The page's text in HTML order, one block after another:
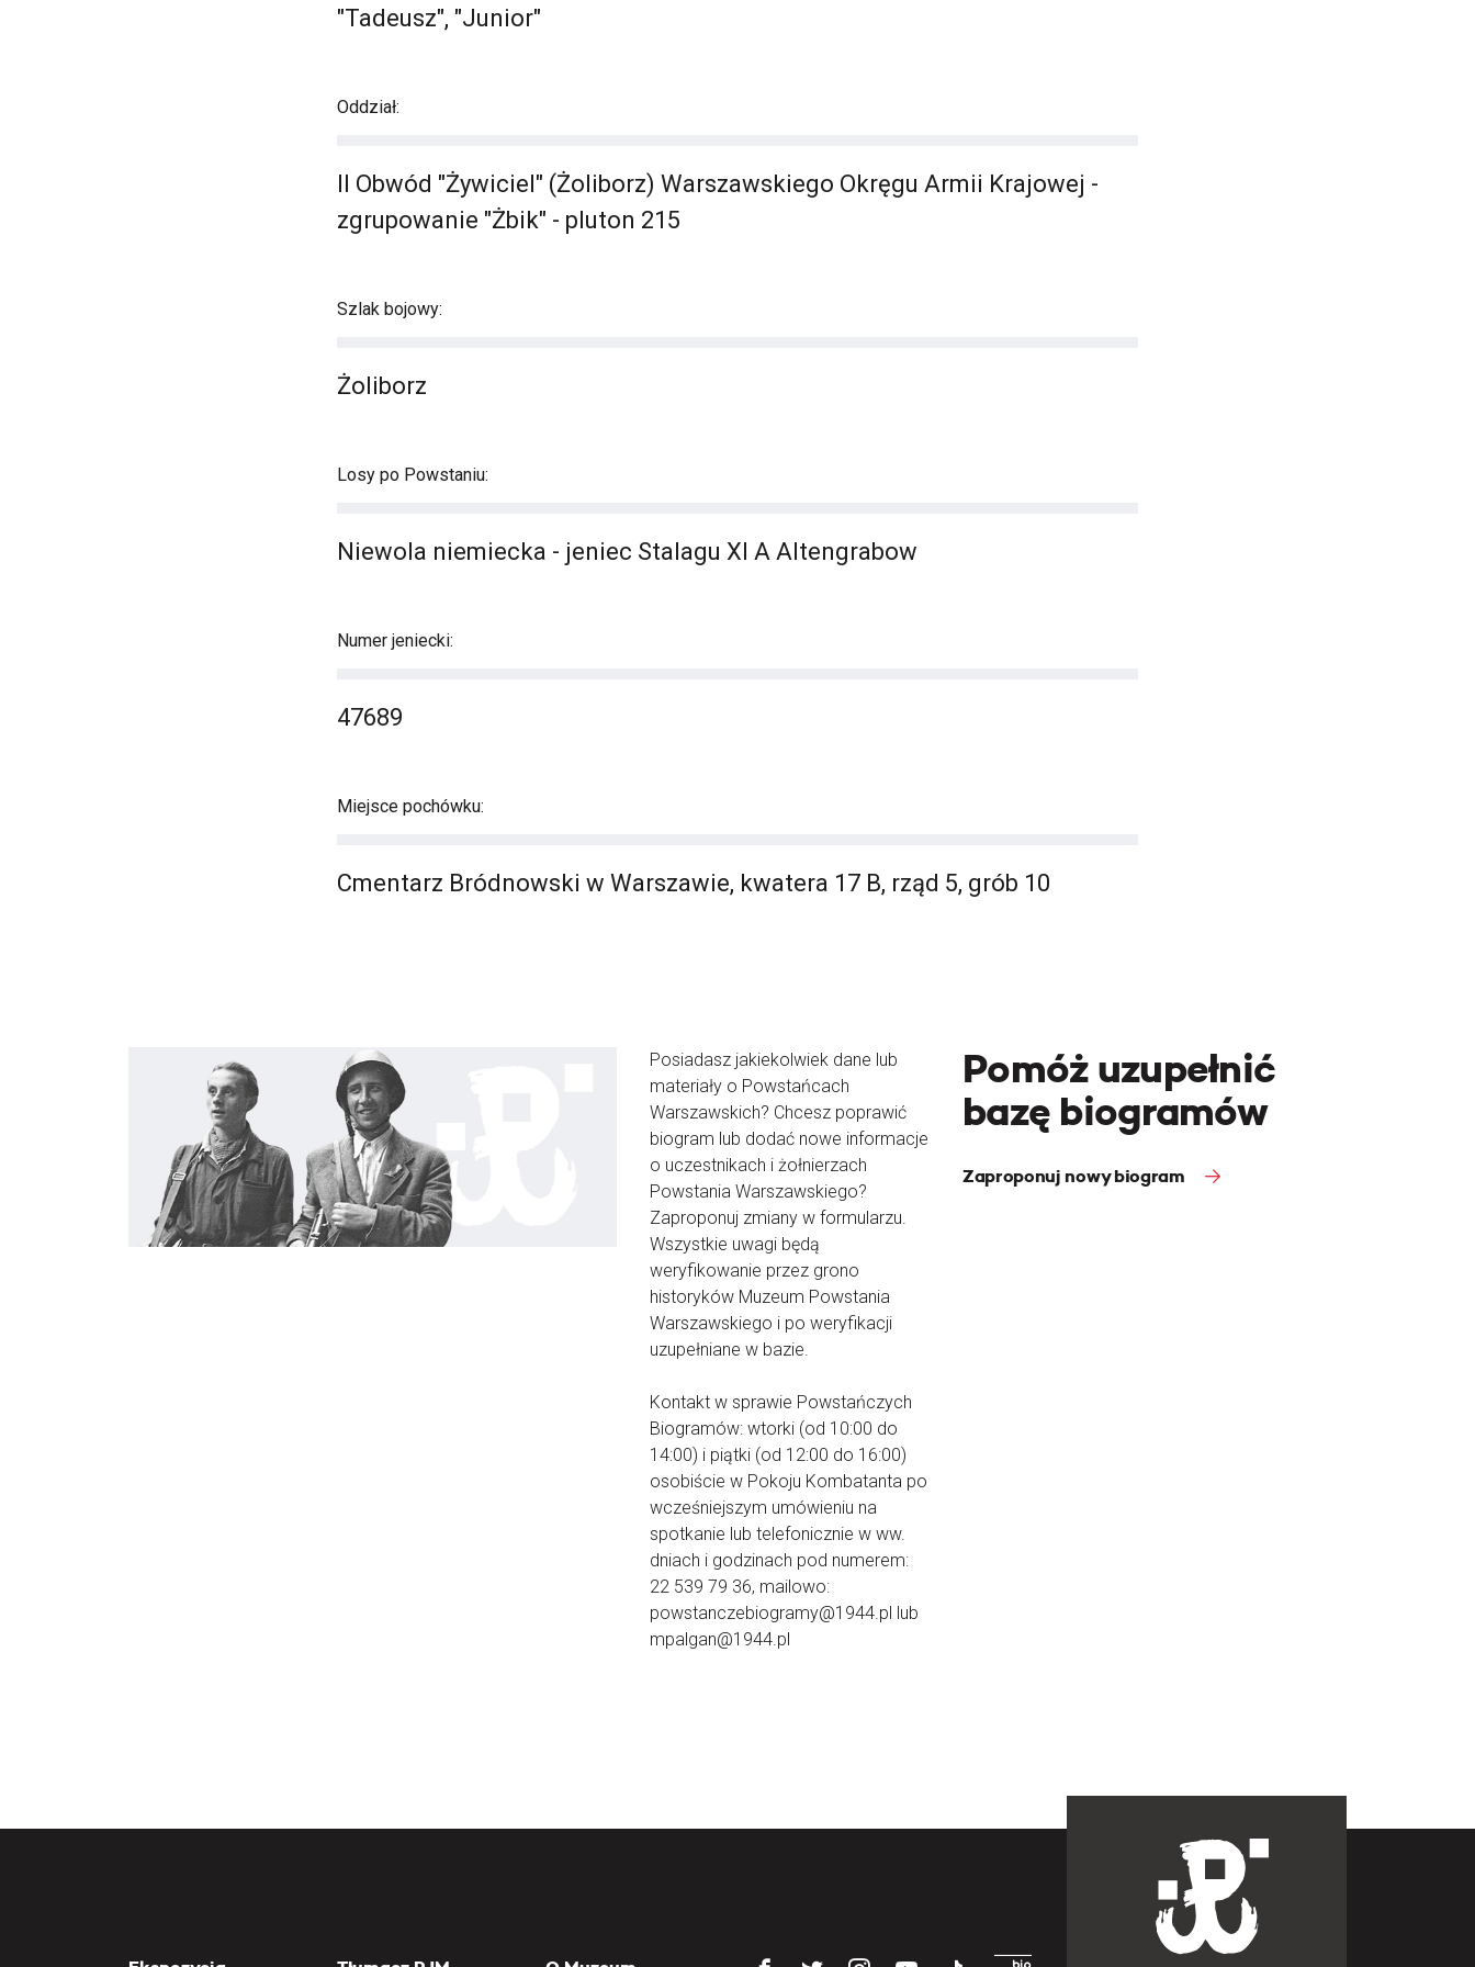
"Tadeusz", "Junior"
Oddział:
II Obwód "Żywiciel" (Żoliborz) Warszawskiego Okręgu Armii Krajowej -
zgrupowanie "Żbik" - pluton 215
Szlak bojowy:
Żoliborz
Losy po Powstaniu:
Niewola niemiecka - jeniec Stalagu XI A Altengrabow
Numer jeniecki:
47689
Miejsce pochówku:
Cmentarz Bródnowski w Warszawie, kwatera 17 B, rząd 5, grób 10
Posiadasz jakiekolwiek dane lub
materiały o Powstańcach
Warszawskich? Chcesz poprawić
biogram lub dodać nowe informacje
o uczestnikach i żołnierzach
Powstania Warszawskiego?
Zaproponuj zmiany w formularzu.
Wszystkie uwagi będą
weryfikowanie przez grono
historyków Muzeum Powstania
Warszawskiego i po weryfikacji
uzupełniane w bazie.
Kontakt w sprawie Powstańczych
Biogramów: wtorki (od 10:00 do
14:00) i piątki (od 12:00 do 16:00)
osobiście w Pokoju Kombatanta po
wcześniejszym umówieniu na
spotkanie lub telefonicznie w ww.
dniach i godzinach pod numerem:
22 539 79 36, mailowo:
powstanczebiogramy@1944.pl lub
mpalgan@1944.pl
Pomóż uzupełnić
bazę biogramów
Zaproponuj nowy biogram